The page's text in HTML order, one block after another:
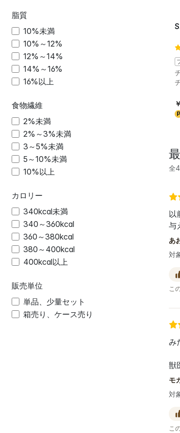
脂質
10%未満
10%～12%
12%～14%
14%～16%
16%以上
食物繊維
2%未満
2%～3%未満
3～5%未満
5～10%未満
10%以上
カロリー
340kcal未満
340～360kcal
360～380kcal
380～400kcal
400kcal以上
販売単位
単品、少量セット
箱売り、ケース売り
￥
全
以
与
あ
対
こ
み
獣
モ
対
こ